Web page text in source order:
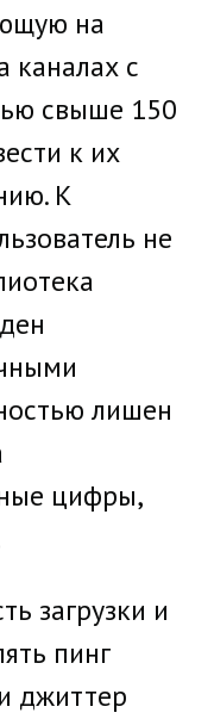
на
каналах с
свыше 150
к их
К
не
лишен
цифры,
загрузки и
пинг
джиттер